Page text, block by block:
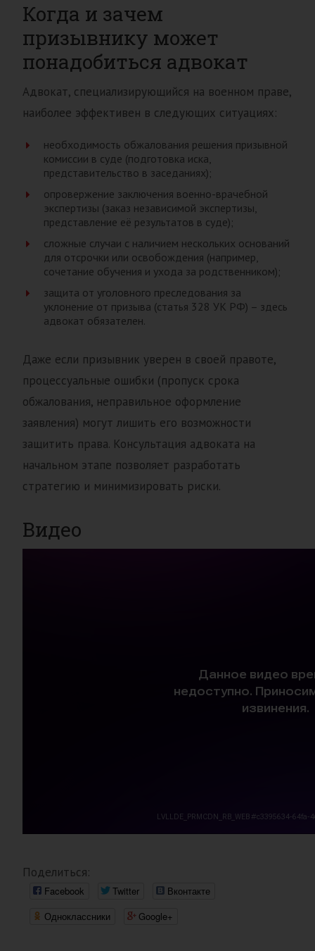
Когда и зачем
призывнику может
понадобиться адвокат
Адвокат, специализирующийся на военном праве,
наиболее эффективен в следующих ситуациях:
необходимость обжалования решения призывной
комиссии в суде (подготовка иска,
представительство в заседаниях);
опровержение заключения военно-врачебной
экспертизы (заказ независимой экспертизы,
представление её результатов в суде);
сложные случаи с наличием нескольких оснований
для отсрочки или освобождения (например,
сочетание обучения и ухода за родственником);
защита от уголовного преследования за
уклонение от призыва (статья 328 УК РФ) – здесь
адвокат обязателен.
Даже если призывник уверен в своей правоте,
процессуальные ошибки (пропуск срока
обжалования, неправильное оформление
заявления) могут лишить его возможности
защитить права. Консультация адвоката на
начальном этапе позволяет разработать
стратегию и минимизировать риски.
Видео
Поделиться:
Facebook Twitter
Вконтакте
Одноклассники
Google+